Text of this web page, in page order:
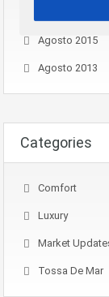
Agosto 2015
Agosto 2013
Categories
Comfort
Luxury
Market
Tossa De Mar